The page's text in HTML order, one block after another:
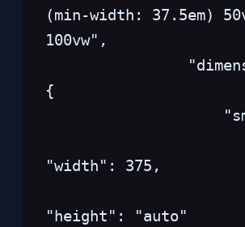
(min-width: 37.5em)
100vw",
{
"sm":
"width": 375,
"height": "auto"